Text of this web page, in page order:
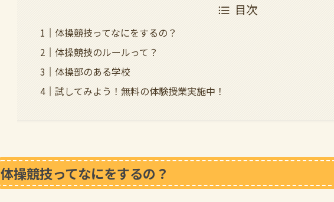
目次
体操競技ってなにをするの？
体操競技のルールって？
体操部のある学校
試してみよう！無料の体験授業実施中！
体操競技ってなにをするの？